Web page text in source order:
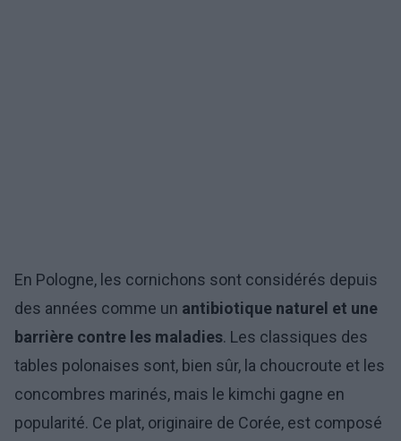
En Pologne, les cornichons sont considérés depuis
des années comme un antibiotique naturel et une
barrière contre les maladies. Les classiques des
tables polonaises sont, bien sûr, la choucroute et les
concombres marinés, mais le kimchi gagne en
popularité. Ce plat, originaire de Corée, est composé